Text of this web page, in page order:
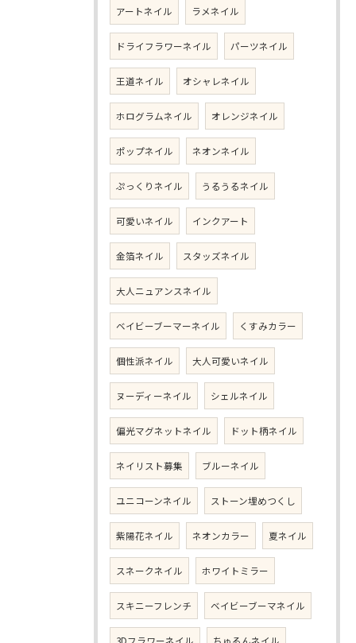
アートネイル ラメネイル
ドライフラワーネイル パーツネイル
王道ネイル オシャレネイル
ホログラムネイル オレンジネイル
ポップネイル ネオンネイル
ぷっくりネイル うるうるネイル
可愛いネイル インクアート
金箔ネイル スタッズネイル
大人ニュアンスネイル
ベイビーブーマーネイル くすみカラー
個性派ネイル 大人可愛いネイル
ヌーディーネイル シェルネイル
偏光マグネットネイル ドット柄ネイル
ネイリスト募集 ブルーネイル
ユニコーンネイル ストーン埋めつくし
紫陽花ネイル ネオンカラー 夏ネイル
スネークネイル ホワイトミラー
スキニーフレンチ ベイビーブーマネイル